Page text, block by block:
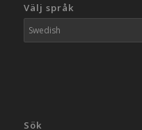
Välj språk
Sök